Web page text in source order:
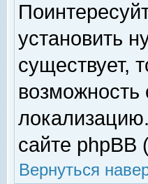
установить
существует,
возможность
сайте phpBB
Вернуться